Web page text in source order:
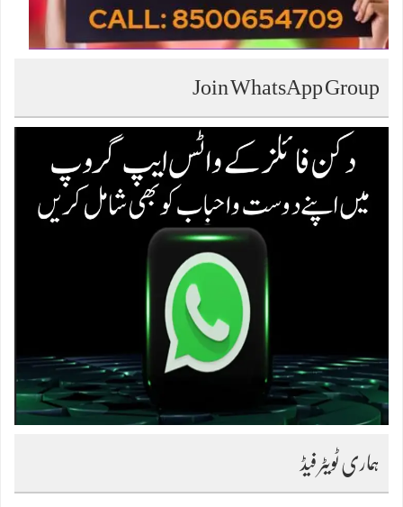
Join WhatsApp Group
ہماری ٹویٹر فیڈ